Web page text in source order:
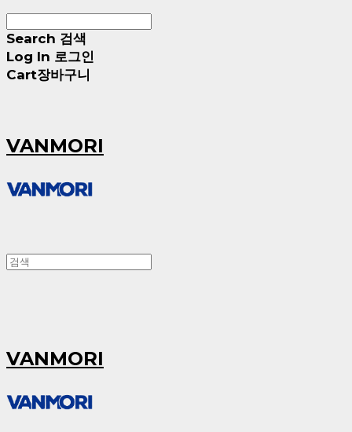
Search 검색
Log In 로그인
Cart장바구니
VANMORI
VANMORI